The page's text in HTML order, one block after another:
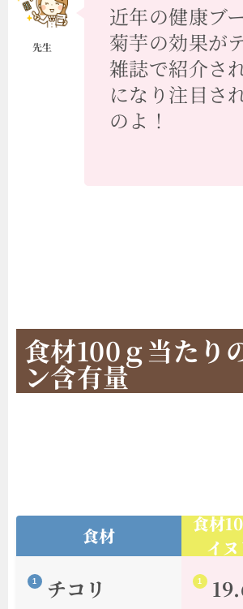
近年の健康ブ
菊芋の効果が
雑誌で紹介さ
になり注目さ
のよ！
食材100ｇ当たり
ン含有量
食材
食材
イ
チコリ